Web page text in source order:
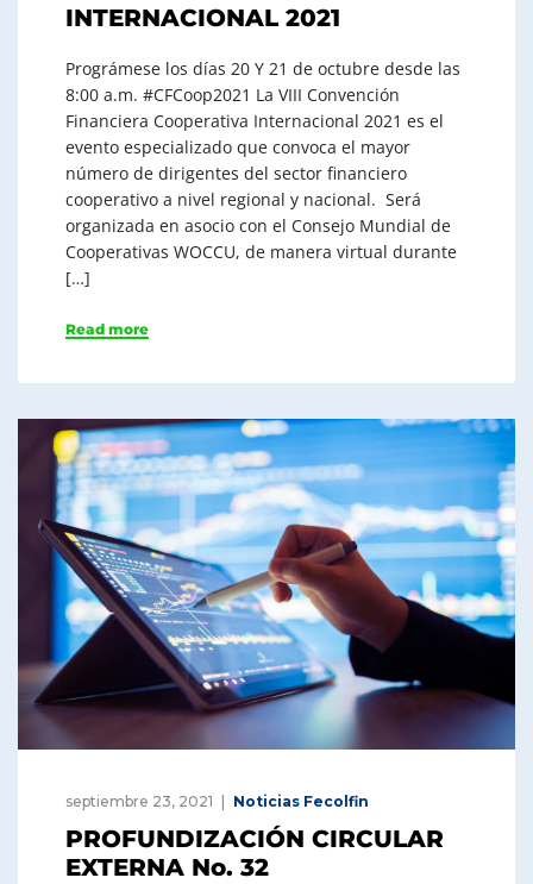
INTERNACIONAL 2021
Prográmese los días 20 Y 21 de octubre desde las
8:00 a.m. #CFCoop2021 La VIII Convención
Financiera Cooperativa Internacional 2021 es el
evento especializado que convoca el mayor
número de dirigentes del sector financiero
cooperativo a nivel regional y nacional. Será
organizada en asocio con el Consejo Mundial de
Cooperativas WOCCU, de manera virtual durante
[…]
Read more
septiembre 23, 2021 Noticias Fecolfin
PROFUNDIZACIÓN CIRCULAR
EXTERNA No. 32